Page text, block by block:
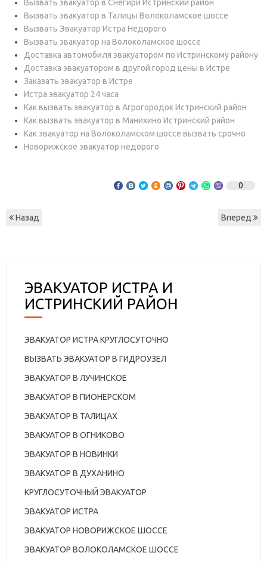
Вызвать эвакуатор в Снегири Истринский район
Вызвать эвакуатор в Талицы Волоколамское шоссе
Вызвать Эвакуатор Истра Недорого
Вызвать эвакуатор на Волоколамское шоссе
Доставка автомобиля эвакуатором по Истринскому району
Доставка эвакуатором в другой город цены в Истре
Заказать эвакуатор в Истре
Истра эвакуатор 24 часа
Как вызвать эвакуатор в Агрогородок Истринский район
Как вызвать эвакуатор в Манихино Истринский район
Как эвакуатор на Волоколамском шоссе вызвать срочно
Новорижское эвакуатор недорого
0
Назад Вперед
ЭВАКУАТОР ИСТРА И
ИСТРИНСКИЙ РАЙОН
ЭВАКУАТОР ИСТРА КРУГЛОСУТОЧНО
ВЫЗВАТЬ ЭВАКУАТОР В ГИДРОУЗЕЛ
ЭВАКУАТОР В ЛУЧИНСКОЕ
ЭВАКУАТОР В ПИОНЕРСКОМ
ЭВАКУАТОР В ТАЛИЦАХ
ЭВАКУАТОР В ОГНИКОВО
ЭВАКУАТОР В НОВИНКИ
ЭВАКУАТОР В ДУХАНИНО
КРУГЛОСУТОЧНЫЙ ЭВАКУАТОР
ЭВАКУАТОР ИСТРА
ЭВАКУАТОР НОВОРИЖСКОЕ ШОССЕ
ЭВАКУАТОР ВОЛОКОЛАМСКОЕ ШОССЕ